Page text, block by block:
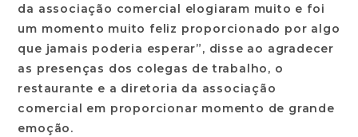
da associação comercial elogiaram muito e foi
um momento muito feliz proporcionado por algo
que jamais poderia esperar”, disse ao agradecer
as presenças dos colegas de trabalho, o
restaurante e a diretoria da associação
comercial em proporcionar momento de grande
emoção.